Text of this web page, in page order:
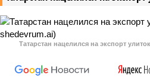
Татарстан нацелился на экспорт